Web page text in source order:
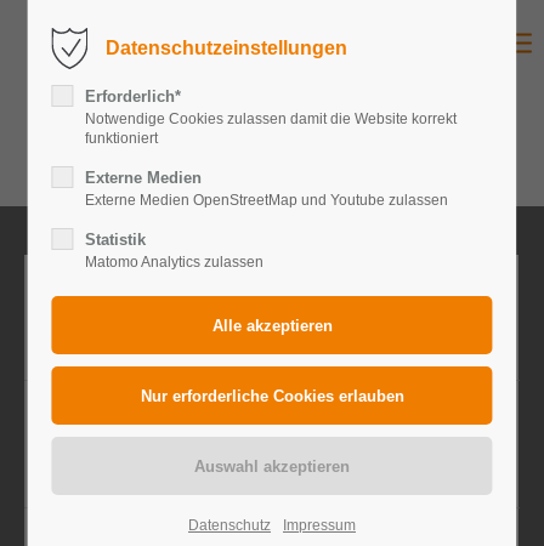
Datenschutzeinstellungen
Erforderlich*
Notwendige Cookies zulassen damit die Website korrekt
funktioniert
Externe Medien
Externe Medien OpenStreetMap und Youtube zulassen
Statistik
Matomo Analytics zulassen
Datenschutz Impressum